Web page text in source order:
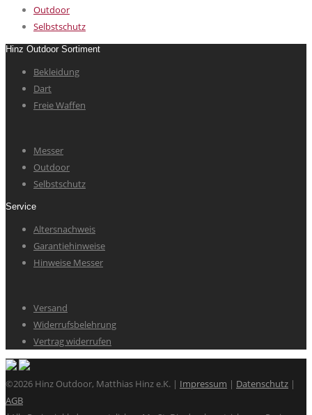
Outdoor
Selbstschutz
Hinz Outdoor Sortiment
Bekleidung
Dart
Freie Waffen
Messer
Outdoor
Selbstschutz
Service
Altersnachweis
Garantiehinweise
Hinweise Messer
Versand
Widerrufsbelehrung
Vertrag widerrufen
©2026 Hinz Outdoor, Matthias Hinz e.K. | Impressum | Datenschutz |
AGB